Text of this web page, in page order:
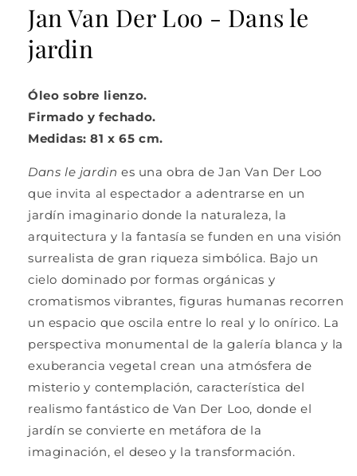
modal
Jan Van Der Loo - Dans le
jardin
Óleo sobre lienzo.
Firmado y fechado.
Medidas: 81 x 65 cm.
Dans le jardin es una obra de Jan Van Der Loo
que invita al espectador a adentrarse en un
jardín imaginario donde la naturaleza, la
arquitectura y la fantasía se funden en una visión
surrealista de gran riqueza simbólica. Bajo un
cielo dominado por formas orgánicas y
cromatismos vibrantes, figuras humanas recorren
un espacio que oscila entre lo real y lo onírico. La
perspectiva monumental de la galería blanca y la
exuberancia vegetal crean una atmósfera de
misterio y contemplación, característica del
realismo fantástico de Van Der Loo, donde el
jardín se convierte en metáfora de la
imaginación, el deseo y la transformación.